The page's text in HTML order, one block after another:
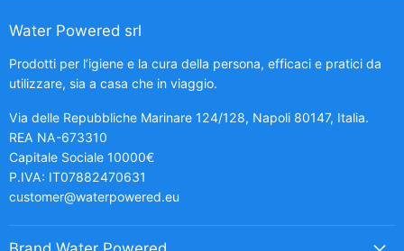
Water Powered srl
Prodotti per l’igiene e la cura della persona, efficaci e pratici da
utilizzare, sia a casa che in viaggio.
Via delle Repubbliche Marinare 124/128, Napoli 80147, Italia.
REA NA-673310
Capitale Sociale 10000€
P.IVA: IT07882470631
customer@waterpowered.eu